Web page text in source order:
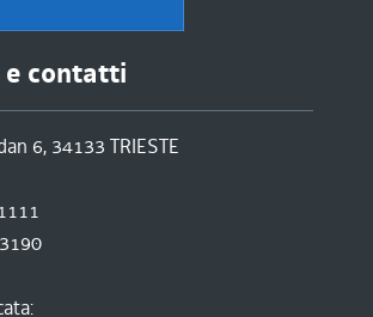
e contatti
6, 34133 TRIESTE